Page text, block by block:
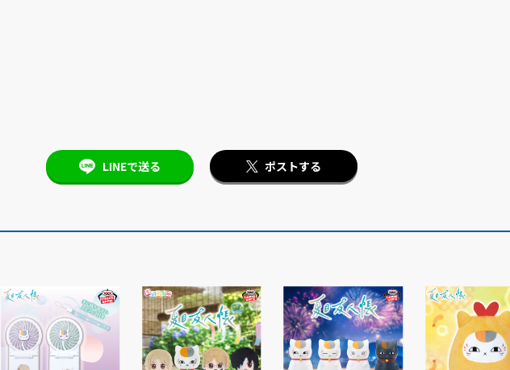
LINEで送る ポストする